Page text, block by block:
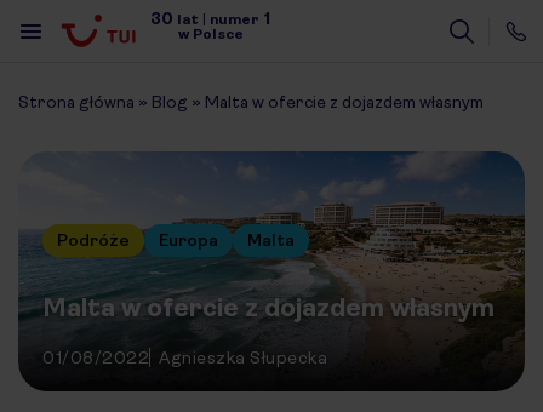
30 lat | numer 1
w Polsce
Strona główna » Blog » Malta w ofercie z dojazdem własnym
Podróże Europa Malta
Malta w ofercie z dojazdem własnym
01/08/2022 Agnieszka Słupecka